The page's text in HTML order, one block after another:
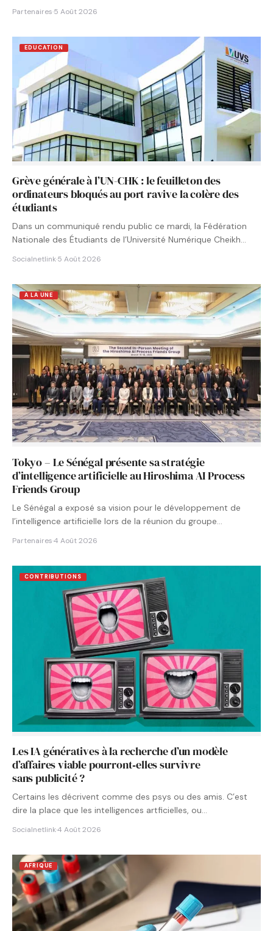
Partenaires·5 Août 2026
EDUCATION
Grève générale à l’UN-CHK : le feuilleton des
ordinateurs bloqués au port ravive la colère des
étudiants
Dans un communiqué rendu public ce mardi, la Fédération
Nationale des Étudiants de l’Université Numérique Cheikh
Socialnetlink·5 Août 2026
A LA UNE
Tokyo – Le Sénégal présente sa stratégie
d’intelligence artificielle au Hiroshima AI Process
Friends Group
Le Sénégal a exposé sa vision pour le développement de
l’intelligence artificielle lors de la réunion du groupe…
Partenaires·4 Août 2026
CONTRIBUTIONS
Les IA génératives à la recherche d’un modèle
d’affaires viable pourront‑elles survivre
sans publicité ?
Certains les décrivent comme des psys ou des amis. C’est
dire la place que les intelligences artficielles, ou…
Socialnetlink·4 Août 2026
AFRIQUE